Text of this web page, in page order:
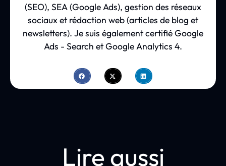
(SEO), SEA (Google Ads), gestion des réseaux
sociaux et rédaction web (articles de blog et
newsletters). Je suis également certifié Google
Ads - Search et Google Analytics 4.
Lire aussi